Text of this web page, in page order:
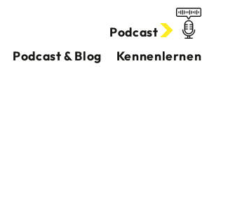
Podcast
Podcast & Blog Kennenlernen